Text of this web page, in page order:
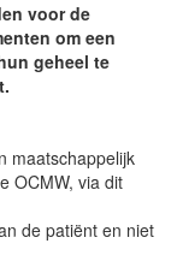
voor de
om een
geheel te
maatschappelijk
OCMW, via dit
de patiënt en niet